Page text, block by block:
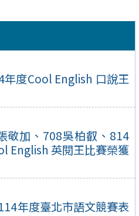
度Cool English 口說王
敬加、708吳柏叡、814
English 英閱王比賽榮獲
年度臺北市語文競賽表